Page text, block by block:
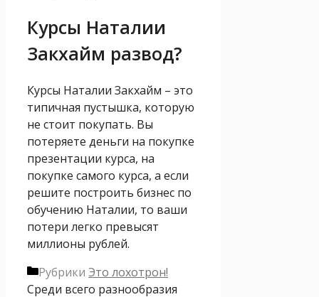
Курсы Наталии
Закхайм развод?
Курсы Наталии Закхайм – это
типичная пустышка, которую
не стоит покупать. Вы
потеряете деньги на покупке
презентации курса, на
покупке самого курса, а если
решите построить бизнес по
обучению Наталии, то ваши
потери легко превысят
миллионы рублей.
Рубрики Это лохотрон!
Среди всего разнообразия